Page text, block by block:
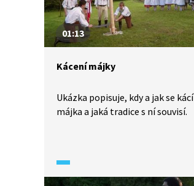
01:13
Kácení májky
Ukázka popisuje, kdy a jak se kácí
májka a jaká tradice s ní souvisí.